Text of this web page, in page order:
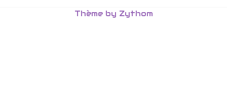
Thème by Zythom